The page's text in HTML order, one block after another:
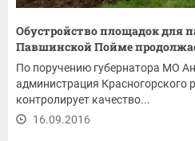
Обустройство площадок для
Павшинской Пойме
По поручению губернатора МО
администрация Красногорского
контролирует качество...
16.09.2016